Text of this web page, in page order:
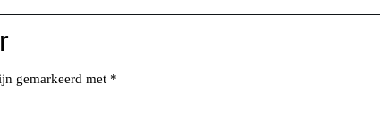
gemarkeerd met *